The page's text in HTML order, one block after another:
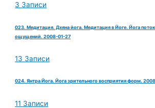
3 Записи
023. Медитация. Дхяна йога. Медитация в Йоге. Йога
ощущений. 2008-01-27
13 Записи
024. Янтра Йога. Йога зрительного восприятия форм.
11 Записи